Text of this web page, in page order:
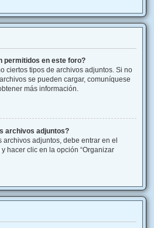
permitidos en este foro?
ciertos tipos de archivos adjuntos. Si no
se pueden cargar, comuníquese
más información.
archivos adjuntos?
archivos adjuntos, debe entrar en el
hacer clic en la opción “Organizar